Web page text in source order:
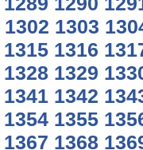
1302 1303
1315 1316
1328 1329
1341 1342
1354 1355
1367 1368